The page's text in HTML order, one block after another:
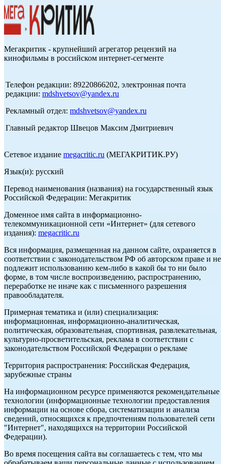
Мегакритик - крупнейший агрегатор рецензий на
кинофильмы в российском интернет-сегменте
Телефон редакции: 89220866202, электронная почта
редакции: mdshvetsov@yandex.ru
Рекламный отдел: mdshvetsov@yandex.ru
Главный редактор Швецов Максим Дмитриевич
Сетевое издание megacritic.ru (МЕГАКРИТИК.РУ)
Язык(и): русский
Перевод наименования (названия) на государственный язык
Российской Федерации: Мегакритик
Доменное имя сайта в информационно-
телекоммуникационной сети «Интернет» (для сетевого
издания): megacritic.ru
Вся информация, размещенная на данном сайте, охраняется в
соответствии с законодательством РФ об авторском праве и не
подлежит использованию кем-либо в какой бы то ни было
форме, в том числе воспроизведению, распространению,
переработке не иначе как с письменного разрешения
правообладателя.
Примерная тематика и (или) специализация:
информационная, информационно-аналитическая,
политическая, образовательная, спортивная, развлекательная,
культурно-просветительская, реклама в соответствии с
законодательством Российской Федерации о рекламе
Территория распространения: Российская Федерация,
зарубежные страны
На информационном ресурсе применяются рекомендательные
технологии (информационные технологии предоставления
информации на основе сбора, систематизации и анализа
сведений, относящихся к предпочтениям пользователей сети
"Интернет", находящихся на территории Российской
Федерации).
Во время посещения сайта вы соглашаетесь с тем, что мы